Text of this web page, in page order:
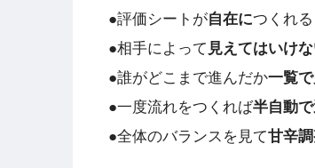
●評価シートが自在につくれる
●相手によって 見えてはいけ
●誰がどこまで進んだか一覧
●一度流れをつくれば半自動で
●全体のバランスを見て甘辛